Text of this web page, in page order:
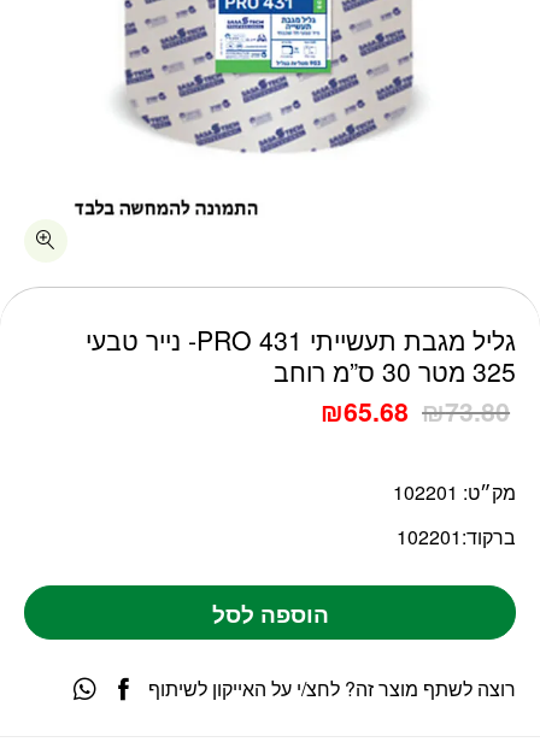
גליל מגבת תעשייתי PRO 431- נייר טבעי
325 מטר 30 ס”מ רוחב
₪73.80
₪65.68
מק״ט: 102201
ברקוד:102201
הוספה לסל
רוצה לשתף מוצר זה? לחצ/י על האייקון לשיתוף